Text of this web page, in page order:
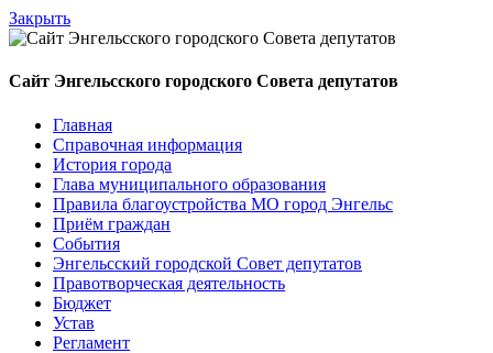
Закрыть
Сайт Энгельсского городского Совета депутатов
Главная
Справочная информация
История города
Глава муниципального образования
Правила благоустройства МО город Энгельс
Приём граждан
События
Энгельсский городской Совет депутатов
Правотворческая деятельность
Бюджет
Устав
Регламент